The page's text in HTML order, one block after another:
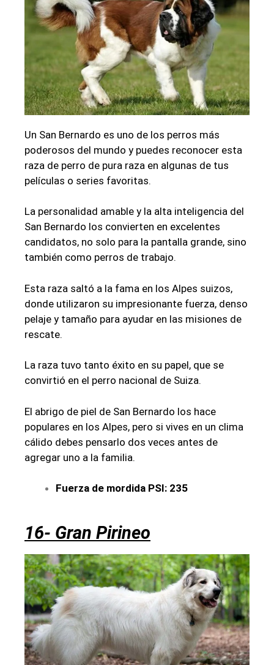
Un San Bernardo es uno de los perros más
poderosos del mundo y puedes reconocer esta
raza de perro de pura raza en algunas de tus
películas o series favoritas.
La personalidad amable y la alta inteligencia del
San Bernardo los convierten en excelentes
candidatos, no solo para la pantalla grande, sino
también como perros de trabajo.
Esta raza saltó a la fama en los Alpes suizos,
donde utilizaron su impresionante fuerza, denso
pelaje y tamaño para ayudar en las misiones de
rescate.
La raza tuvo tanto éxito en su papel, que se
convirtió en el perro nacional de Suiza.
El abrigo de piel de San Bernardo los hace
populares en los Alpes, pero si vives en un clima
cálido debes pensarlo dos veces antes de
agregar uno a la familia.
Fuerza de mordida PSI: 235
16- Gran Pirineo